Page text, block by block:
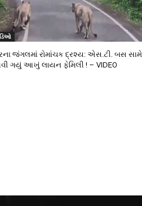
જંગલમાં રોમાંચક દ્રશ્ય: એસ.ટી. બસ સામે
ગયું આખું લાયન ફેમિલી ! – VIDEO